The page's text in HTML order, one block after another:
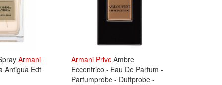
Armani
Antigua Edt
Armani Prive Ambre
Eccentrico - Eau De Parfum -
Parfumprobe - Duftprobe -